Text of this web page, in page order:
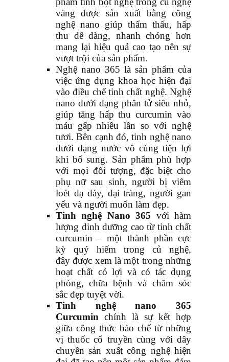
vàng được sản xuất bằng công
nghệ nano giúp thẩm thấu, hấp
thu dễ dàng, nhanh chóng hơn
mang lại hiệu quả cao tạo nên sự
vượt trội của sản phẩm.
Nghệ nano 365 là sản phẩm của
việc ứng dụng khoa học hiện đại
vào điều chế tinh chất nghệ. Nghệ
nano dưới dạng phân tử siêu nhỏ,
giúp tăng hấp thu curcumin vào
máu gấp nhiều lần so với nghệ
tươi. Bên cạnh đó, tinh nghệ nano
dưới dạng nước vô cùng tiện lợi
khi bổ sung. Sản phẩm phù hợp
với mọi đối tượng, đặc biệt cho
phụ nữ sau sinh, người bị viêm
loét dạ dày, đại tràng, người gan
yếu và người muốn làm đẹp.
Tinh nghệ Nano 365 với hàm
lượng dinh dưỡng cao từ tinh chất
curcumin – một thành phần cực
kỳ quý hiếm trong củ nghệ,
đây được xem là một trong những
hoạt chất có lợi và có tác dụng
phòng, chữa bệnh và chăm sóc
sắc đẹp tuyệt vời.
Tinh nghệ nano 365
Curcumin chính là sự kết hợp
giữa công thức bào chế từ những
vị thuốc cổ truyền cùng với dây
chuyền sản xuất công nghệ hiện